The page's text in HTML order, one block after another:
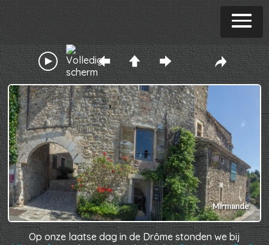
Mirmande
Op onze laatse dag in de Drôme stonden we bij